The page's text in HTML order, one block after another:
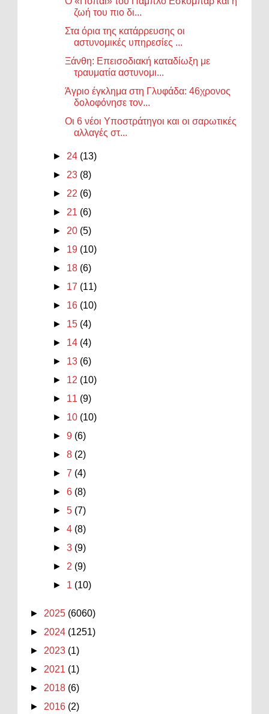
ζωή του πιο δι...
Στα όρια της κατάρρευσης οι
αστυνομικές υπηρεσίες ...
Ξάνθη: Επεισοδιακή καταδίωξη με
τραυματία αστυνομι...
Άγριο έγκλημα στη Γλυφάδα: 46χρονος
δολοφόνησε τον...
Οι 6 νέοι Υποστράτηγοι και οι σαρωτικές
αλλαγές στ...
► 24 (13)
► 23 (8)
► 22 (6)
► 21 (6)
► 20 (5)
► 19 (10)
► 18 (6)
► 17 (11)
► 16 (10)
► 15 (4)
► 14 (4)
► 13 (6)
► 12 (10)
► 11 (9)
► 10 (10)
►9 (6)
►8 (2)
►7 (4)
►6 (8)
►5 (7)
►4 (8)
►3 (9)
► 2 (9)
► 1 (10)
► 2025 (6060)
► 2024 (1251)
► 2023 (1)
► 2021 (1)
► 2018 (6)
► 2016 (2)